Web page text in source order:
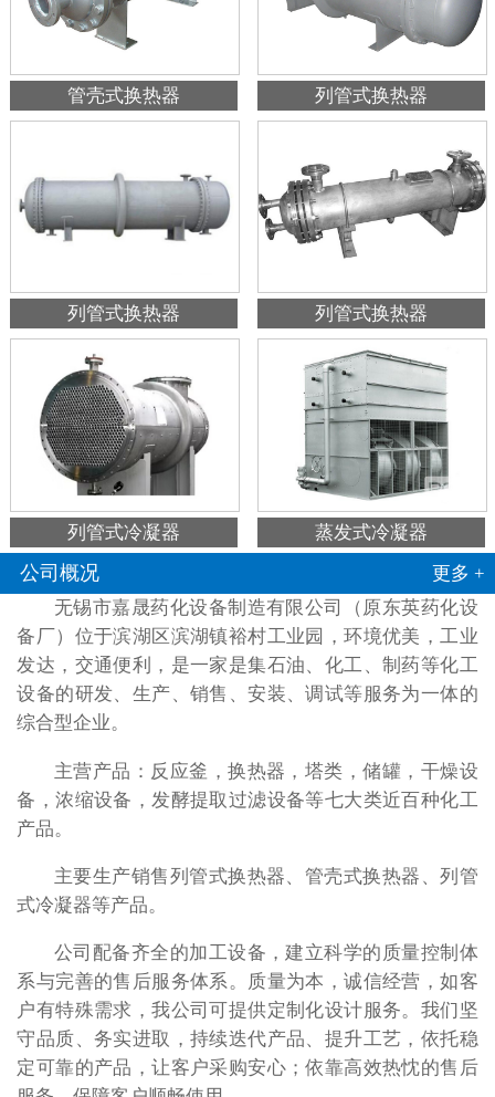
管壳式换热器 列管式换热器
列管式换热器 列管式换热器
列管式冷凝器 蒸发式冷凝器
公司概况
更多 +
无锡市嘉晟药化设备制造有限公司（原东英药化设
备厂）位于滨湖区滨湖镇裕村工业园，环境优美，工业
发达，交通便利，是一家是集石油、化工、制药等化工
设备的研发、生产、销售、安装、调试等服务为一体的
综合型企业。
主营产品：反应釜，换热器，塔类，储罐，干燥设
备，浓缩设备，发酵提取过滤设备等七大类近百种化工
产品。
主要生产销售列管式换热器、管壳式换热器、列管
式冷凝器等产品。
公司配备齐全的加工设备，建立科学的质量控制体
系与完善的售后服务体系。质量为本，诚信经营，如客
户有特殊需求，我公司可提供定制化设计服务。我们坚
守品质、务实进取，持续迭代产品、提升工艺，依托稳
定可靠的产品，让客户采购安心；依靠高效热忱的售后